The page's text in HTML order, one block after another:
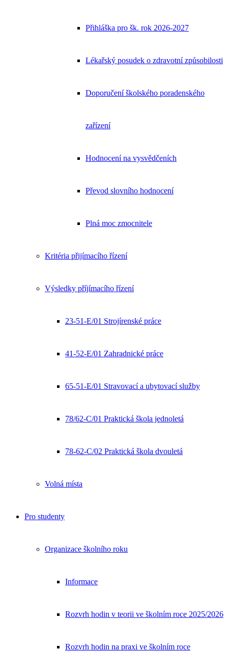
Přihláška pro šk. rok 2026-2027
Lékařský posudek o zdravotní způsobilosti
Doporučení školského poradenského
zařízení
Hodnocení na vysvědčeních
Převod slovního hodnocení
Plná moc zmocnitele
Kritéria přijímacího řízení
Výsledky příjímacího řízení
23-51-E/01 Strojírenské práce
41-52-E/01 Zahradnické práce
65-51-E/01 Stravovací a ubytovací služby
78/62-C/01 Praktická škola jednoletá
78-62-C/02 Praktická škola dvouletá
Volná místa
Pro studenty
Organizace školního roku
Informace
Rozvrh hodin v teorii ve školním roce 2025/2026
Rozvrh hodin na praxi ve školním roce